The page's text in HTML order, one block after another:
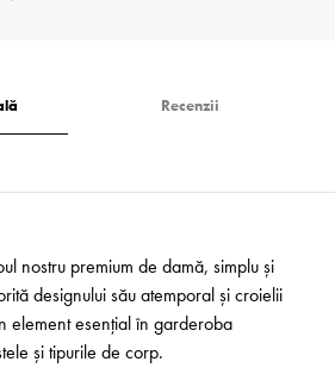
Recenzii
nostru premium de damă, simplu și
designului său atemporal și croielii
element esențial în garderoba
și tipurile de corp.